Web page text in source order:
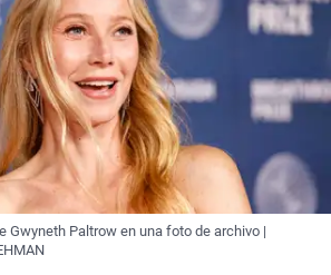
Gwyneth Paltrow en una foto de archivo |